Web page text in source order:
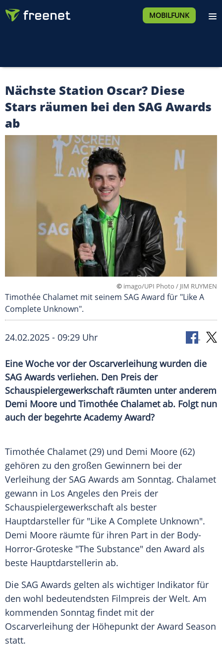
MOBILFUNK
Nächste Station Oscar? Diese
Stars räumen bei den SAG Awards
ab
© imago/UPI Photo / JIM RUYMEN
Timothée Chalamet mit seinem SAG Award für "Like A
Complete Unknown".
24.02.2025 - 09:29 Uhr
Eine Woche vor der Oscarverleihung wurden die
SAG Awards verliehen. Den Preis der
Schauspielergewerkschaft räumten unter anderem
Demi Moore und Timothée Chalamet ab. Folgt nun
auch der begehrte Academy Award?
Timothée Chalamet (29) und Demi Moore (62)
gehören zu den großen Gewinnern bei der
Verleihung der SAG Awards am Sonntag. Chalamet
gewann in Los Angeles den Preis der
Schauspielergewerkschaft als bester
Hauptdarsteller für "Like A Complete Unknown".
Demi Moore räumte für ihren Part in der Body-
Horror-Groteske "The Substance" den Award als
beste Hauptdarstellerin ab.
Die SAG Awards gelten als wichtiger Indikator für
den wohl bedeutendsten Filmpreis der Welt. Am
kommenden Sonntag findet mit der
Oscarverleihung der Höhepunkt der Award Season
statt.